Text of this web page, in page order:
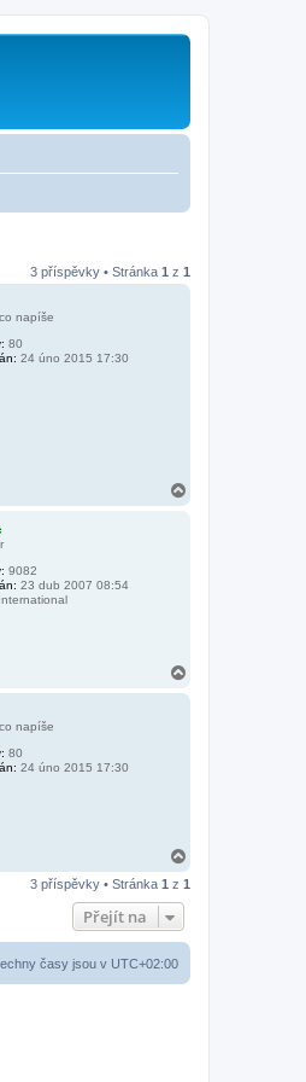
3 příspěvky • Stránka 1 z 1
napíše
80
24 úno 2015 17:30
9082
23 dub 2007 08:54
International
napíše
80
24 úno 2015 17:30
h
3 příspěvky • Stránka 1 z 1
Přejít na
časy jsou v UTC+02:00